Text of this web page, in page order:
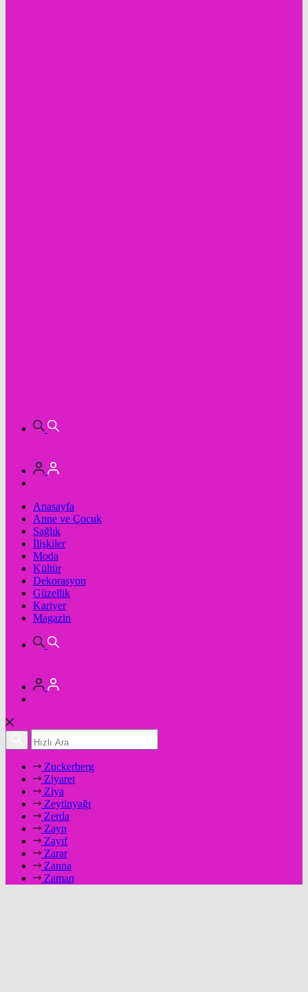
Anasayfa
Anne ve Çocuk
Sağlık
İlişkiler
Moda
Kültür
Dekorasyon
Güzellik
Kariyer
Magazin
Zuckerberg
Ziyaret
Ziya
Zeytinyağı
Zerda
Zayn
Zayıf
Zarar
Zanna
Zaman